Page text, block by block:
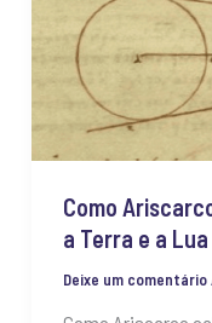
Como
a Terra e a
Deixe um comentário
distância
entre
a
a
Lua
2
mil